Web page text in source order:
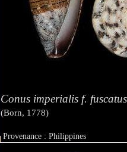
Conus imperialis f. fuscatus
(Born, 1778)
Provenance : Philippines
Taille : 60 mm